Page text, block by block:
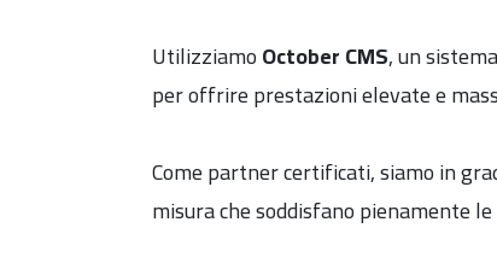
UtilizziamoOctober CMS, un
per offrire prestazioni elevate e
Come partner certificati, siamo in
misura che soddisfano pienamente